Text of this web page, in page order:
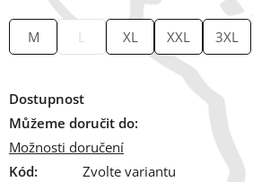
M L XL XXL 3XL
Dostupnost
Můžeme doručit do:
Možnosti doručení
Kód:
Zvolte variantu